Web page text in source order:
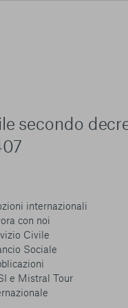
secondo
internazionali
con noi
Civile
Sociale
e Mistral Tour